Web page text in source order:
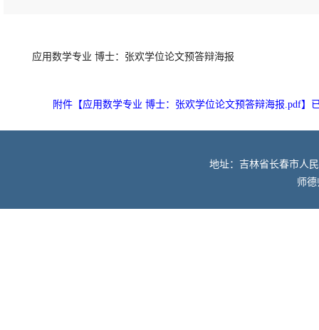
应用数学专业 博士：张欢学位论文预答辩海报
附件【应用数学专业 博士：张欢学位论文预答辩海报.pdf】
地址：吉林省长春市人
师德